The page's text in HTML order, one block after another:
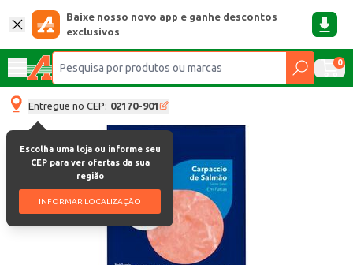
Baixe nosso novo app e ganhe descontos
exclusivos
0
Entregue no CEP: 02170-901
Escolha uma loja ou informe seu
CEP para ver ofertas da sua
região
INFORMAR LOCALIZAÇÃO